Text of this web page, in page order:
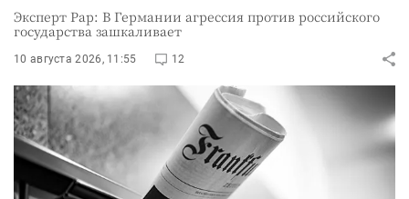
Эксперт Рар: В Германии агрессия против российского
государства зашкаливает
10 августа 2026, 11:55 12